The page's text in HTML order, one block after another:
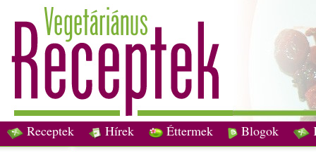
Receptek Hírek Éttermek Blogok